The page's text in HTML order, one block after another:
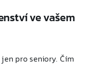
ve vašem
pro seniory. Čím